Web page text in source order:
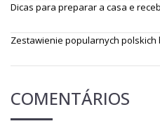
Dicas para preparar a casa e
Zestawienie popularnych polskich
COMENTÁRIOS